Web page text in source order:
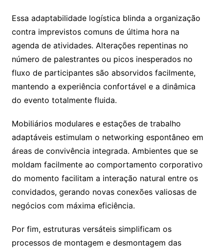
Essa adaptabilidade logística blinda a organização
contra imprevistos comuns de última hora na
agenda de atividades. Alterações repentinas no
número de palestrantes ou picos inesperados no
fluxo de participantes são absorvidos facilmente,
mantendo a experiência confortável e a dinâmica
do evento totalmente fluida.
Mobiliários modulares e estações de trabalho
adaptáveis estimulam o networking espontâneo em
áreas de convivência integrada. Ambientes que se
moldam facilmente ao comportamento corporativo
do momento facilitam a interação natural entre os
convidados, gerando novas conexões valiosas de
negócios com máxima eficiência.
Por fim, estruturas versáteis simplificam os
processos de montagem e desmontagem das